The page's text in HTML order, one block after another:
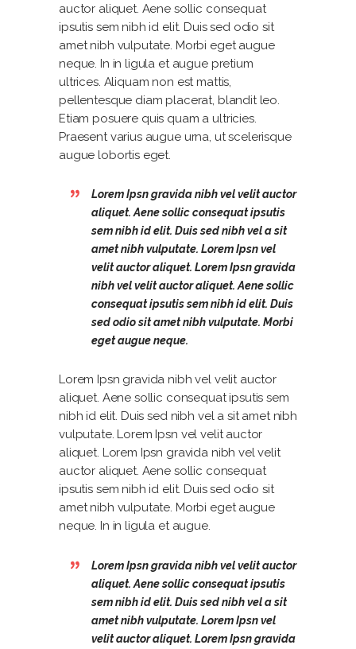
auctor aliquet. Aene sollic consequat
ipsutis sem nibh id elit. Duis sed odio sit
amet nibh vulputate. Morbi eget augue
neque. In in ligula et augue pretium
ultrices. Aliquam non est mattis,
pellentesque diam placerat, blandit leo.
Etiam posuere quis quam a ultricies.
Praesent varius augue urna, ut scelerisque
augue lobortis eget.
Lorem Ipsn gravida nibh vel velit auctor
aliquet. Aene sollic consequat ipsutis
sem nibh id elit. Duis sed nibh vel a sit
amet nibh vulputate. Lorem Ipsn vel
velit auctor aliquet. Lorem Ipsn gravida
nibh vel velit auctor aliquet. Aene sollic
consequat ipsutis sem nibh id elit. Duis
sed odio sit amet nibh vulputate. Morbi
eget augue neque.
Lorem Ipsn gravida nibh vel velit auctor
aliquet. Aene sollic consequat ipsutis sem
nibh id elit. Duis sed nibh vel a sit amet nibh
vulputate. Lorem Ipsn vel velit auctor
aliquet. Lorem Ipsn gravida nibh vel velit
auctor aliquet. Aene sollic consequat
ipsutis sem nibh id elit. Duis sed odio sit
amet nibh vulputate. Morbi eget augue
neque. In in ligula et augue.
Lorem Ipsn gravida nibh vel velit auctor
aliquet. Aene sollic consequat ipsutis
sem nibh id elit. Duis sed nibh vel a sit
amet nibh vulputate. Lorem Ipsn vel
velit auctor aliquet. Lorem Ipsn gravida